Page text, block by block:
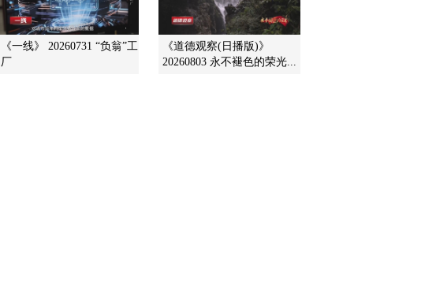
《一线》 20260731 “负翁”工
厂
《道德观察(日播版)》
20260803 永不褪色的荣光...